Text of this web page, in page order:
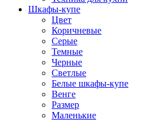
Шкафы-купе
Цвет
Коричневые
Серые
Темные
Черные
Светлые
Белые шкафы-купе
Венге
Размер
Маленькие